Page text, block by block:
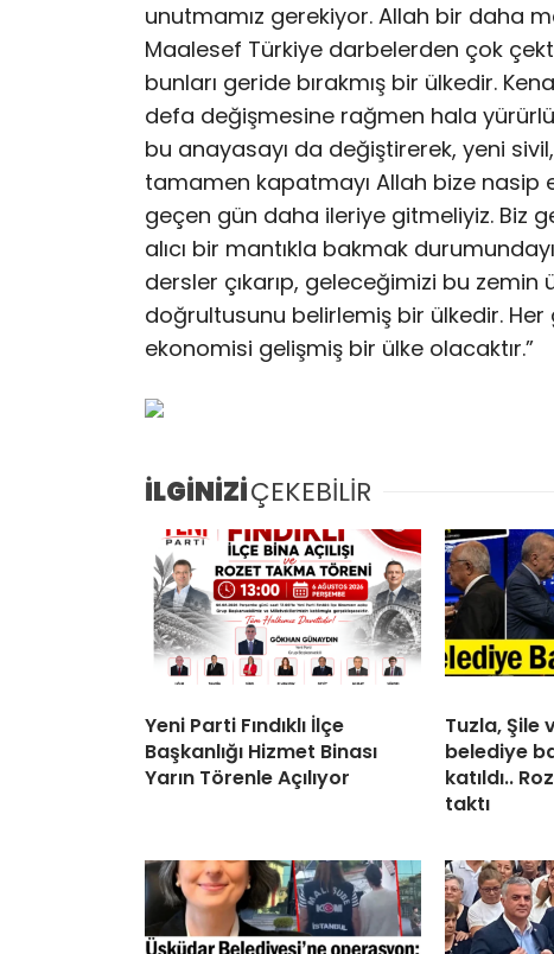
unutmamız gerekiyor. Allah bir daha
Maalesef Türkiye darbelerden çok
bunları geride bırakmış bir ülkedir.
defa değişmesine rağmen hala
bu anayasayı da değiştirerek, yeni
tamamen kapatmayı Allah bize nasip
geçen gün daha ileriye gitmeliyiz. Biz
alıcı bir mantıkla bakmak
dersler çıkarıp, geleceğimizi bu zemin
doğrultusunu belirlemiş bir ülkedir.
ekonomisi gelişmiş bir ülke olacaktır.”
İLGİNİZİÇEKEBİLİR
Yeni Parti Fındıklı İlçe
Başkanlığı Hizmet Binası
Yarın Törenle Açılıyor
Tuzla, Şile
belediye
katıldı..
taktı